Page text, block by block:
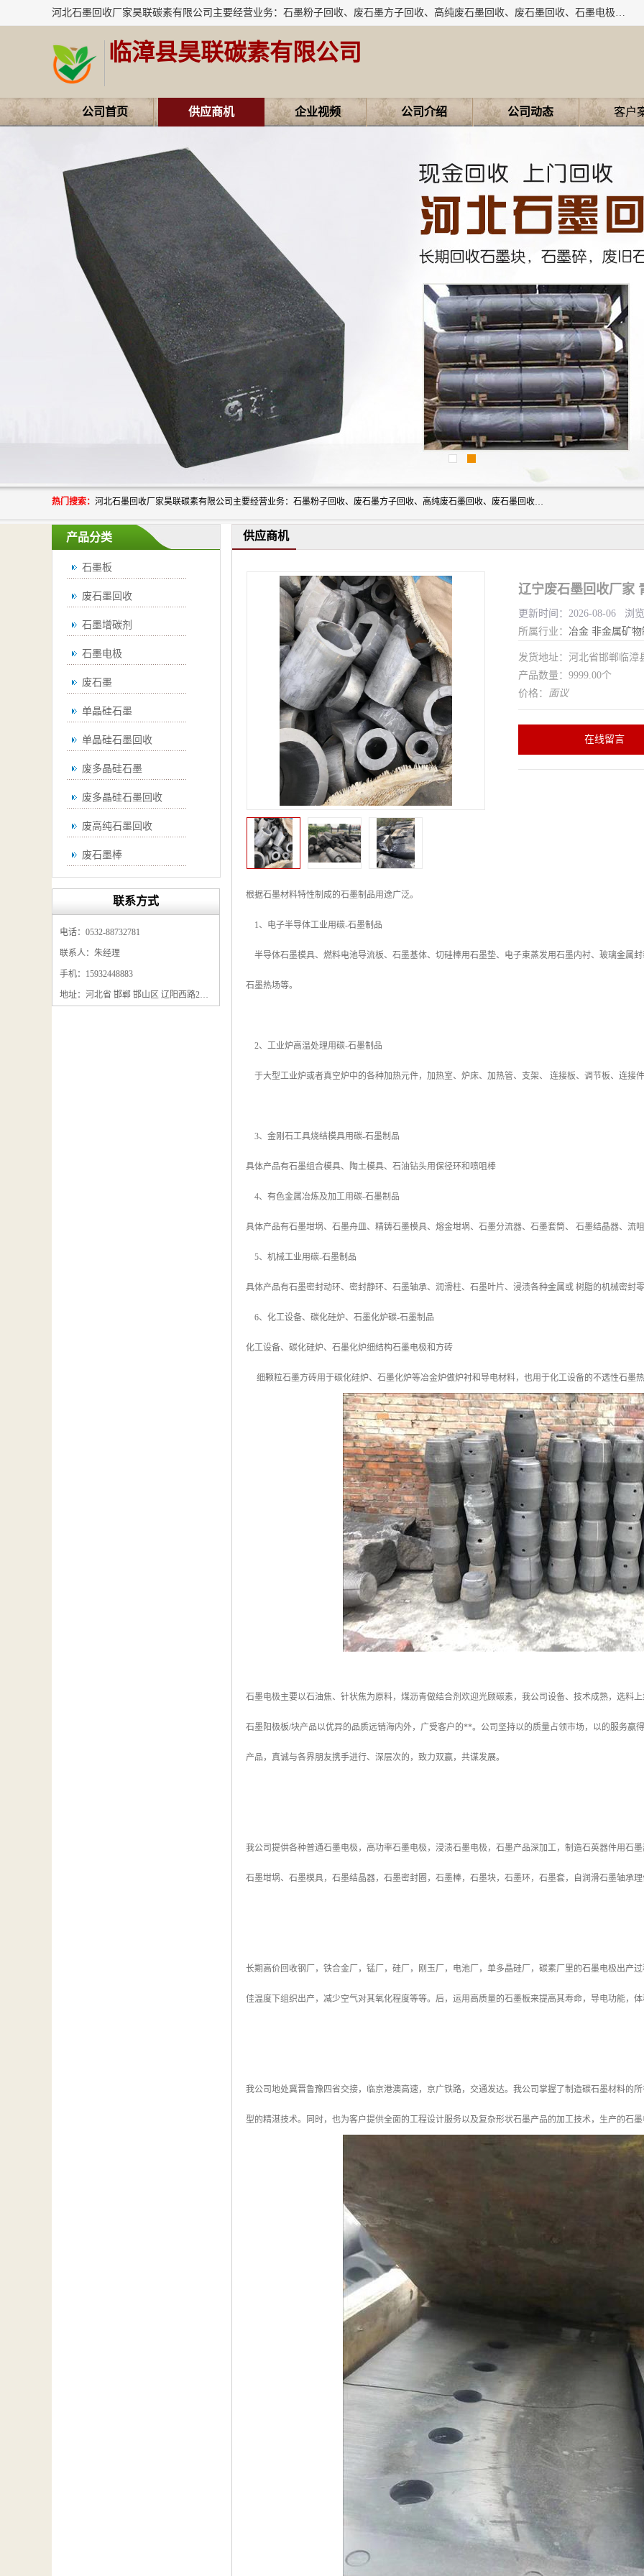
河北石墨回收厂家昊联碳素有限公司主要经营业务：石墨粉子回收、废石墨方子回收、高纯废石墨回收、废石墨回收、石墨电极回收、废石墨板回收、石墨增碳剂、单晶硅石墨、单晶硅石墨回收、废多晶硅石墨、废多晶硅石墨回收、废高纯石墨回收、废石墨、废石墨棒、废石墨棒回收、废石墨换热器回收、高纯石墨回收、石墨粉回收、石墨换热器回收、石墨纸回收、回收石墨板、回收石墨电极、石墨板回收、石墨回收。
临漳县昊联碳素有限公司
公司首页 供应商机 企业视频 公司介绍 公司动态 客户
热门搜索： 河北石墨回收厂家昊联碳素有限公司主要经营业务：石墨粉子回收、废石墨方子回收、高纯废石墨回收、废石墨回收、石墨电极回收、废石墨板回收、石墨增碳剂、单晶硅石墨、单晶硅石墨回收、废多晶硅石墨、废多晶硅石墨回收、废高纯石墨回收、废石墨、废石墨棒、废石墨棒回收、废石墨换热器回收、高纯石墨回收、石墨粉回收、石墨换热器回收、石墨纸回收、回收石墨板、回收石墨电极、石墨板回收、石墨回收。
产品分类
石墨板
废石墨回收
石墨增碳剂
石墨电极
废石墨
单晶硅石墨
单晶硅石墨回收
废多晶硅石墨
废多晶硅石墨回收
废高纯石墨回收
废石墨棒
废石墨换热器回收
石墨粉回收
石墨换热器回收
联系方式
电话：0532-88732781
联系人：朱经理
手机：15932448883
地址：河北省 邯郸 邯山区 辽阳西路295号
供应商机
辽宁废石墨回收厂家
更新时间：2026-08-06 浏
所属行业： 冶金 非金属矿物
发货地址：河北省邯郸临
产品数量：9999.00个
价格： 面议
在线留言
根据石墨材料特性制成的石墨制品用途广泛。
1、电子半导体工业用碳-石墨制品
半导体石墨模具、燃料电池导流板、石墨基体、切硅棒用石墨垫、电子束蒸发用石墨内衬、玻璃金属
石墨热场等。
2、工业炉高温处理用碳-石墨制品
于大型工业炉或者真空炉中的各种加热元件，加热室、炉床、加热管、支架、 连接板、调节板、连接
3、金刚石工具烧结模具用碳-石墨制品
具体产品有石墨组合模具、陶土模具、石油钻头用保径环和喷咀棒
4、有色金属冶炼及加工用碳-石墨制品
具体产品有石墨坩埚、石墨舟皿、精铸石墨模具、熔金坩埚、石墨分流器、石墨套筒、 石墨结晶器、
5、机械工业用碳-石墨制品
具体产品有石墨密封动环、密封静环、石墨轴承、润滑柱、石墨叶片、浸渍各种金属或 树脂的机械密封
6、化工设备、碳化硅炉、石墨化炉碳-石墨制品
化工设备、碳化硅炉、石墨化炉细结构石墨电极和方砖
细颗粒石墨方砖用于碳化硅炉、石墨化炉等冶金炉做炉衬和导电材料，也用于化工设备的不透性石墨
石墨电极主要以石油焦、针状焦为原料，煤沥青做结合剂欢迎光顾碳素，我公司设备、技术成熟，选料
石墨阳极板/块产品以优异的品质远销海内外，广受客户的**。公司坚持以的质量占领市场，以的服务赢
产品，真诚与各界朋友携手进行、深层次的，致力双赢，共谋发展。
我公司提供各种普通石墨电极，高功率石墨电极，浸渍石墨电极，石墨产品深加工，制造石英器件用石
石墨坩埚、石墨模具，石墨结晶器，石墨密封圈，石墨棒，石墨块，石墨环，石墨套，自润滑石墨轴承
长期高价回收钢厂，铁合金厂，锰厂，硅厂，刚玉厂，电池厂，单多晶硅厂，碳素厂里的石墨电极出产
佳温度下组织出产，减少空气对其氧化程度等等。后，运用高质量的石墨板来提高其寿命，导电功能，
我公司地处冀晋鲁豫四省交接，临京港澳高速，京广铁路，交通发达。我公司掌握了制造碳石墨材料的
型的精湛技术。同时，也为客户提供全面的工程设计服务以及复杂形状石墨产品的加工技术，生产的石